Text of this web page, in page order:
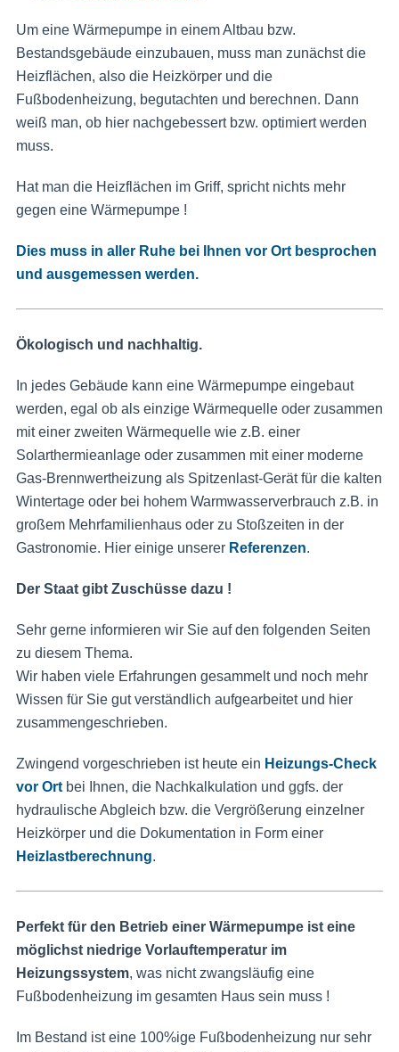
Um eine Wärmepumpe in einem Altbau bzw.
Bestandsgebäude einzubauen, muss man zunächst die
Heizflächen, also die Heizkörper und die
Fußbodenheizung, begutachten und berechnen. Dann
weiß man, ob hier nachgebessert bzw. optimiert werden
muss.
Hat man die Heizflächen im Griff, spricht nichts mehr
gegen eine Wärmepumpe !
Dies muss in aller Ruhe bei Ihnen vor Ort besprochen
und ausgemessen werden.
Ökologisch und nachhaltig.
In jedes Gebäude kann eine Wärmepumpe eingebaut
werden, egal ob als einzige Wärmequelle oder zusammen
mit einer zweiten Wärmequelle wie z.B. einer
Solarthermieanlage oder zusammen mit einer moderne
Gas-Brennwertheizung als Spitzenlast-Gerät für die kalten
Wintertage oder bei hohem Warmwasserverbrauch z.B. in
großem Mehrfamilienhaus oder zu Stoßzeiten in der
Gastronomie. Hier einige unserer Referenzen.
Der Staat gibt Zuschüsse dazu !
Sehr gerne informieren wir Sie auf den folgenden Seiten
zu diesem Thema.
Wir haben viele Erfahrungen gesammelt und noch mehr
Wissen für Sie gut verständlich aufgearbeitet und hier
zusammengeschrieben.
Zwingend vorgeschrieben ist heute ein Heizungs-Check
vor Ortbei Ihnen, die Nachkalkulation und ggfs. der
hydraulische Abgleich bzw. die Vergrößerung einzelner
Heizkörper und die Dokumentation in Form einer
Heizlastberechnung.
Perfekt für den Betrieb einer Wärmepumpe ist eine
möglichst niedrige Vorlauftemperatur im
Heizungssystem, was nicht zwangsläufig eine
Fußbodenheizung im gesamten Haus sein muss !
Im Bestand ist eine 100%ige Fußbodenheizung nur sehr